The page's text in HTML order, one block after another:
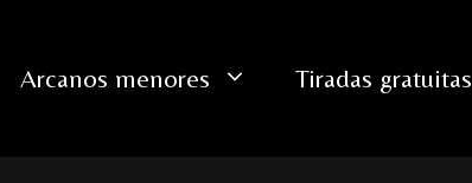
Arcanos menores Tiradas gratuitas